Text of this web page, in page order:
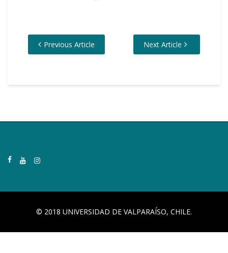
Previous Article Next Article
© 2018 UNIVERSIDAD DE VALPARAÍSO, CHILE.